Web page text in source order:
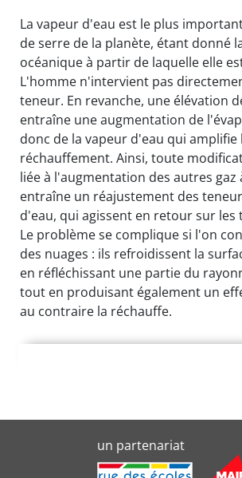
La vapeur d'eau est le plus
de serre de la planète, étant donné
océanique à partir de laquelle elle
L'homme n'intervient pas
teneur. En revanche, une élévation
entraîne une augmentation de
donc de la vapeur d'eau qui amplifie
réchauffement. Ainsi, toute
liée à l'augmentation des autres gaz
entraîne un réajustement des
d'eau, qui agissent en retour sur les
Le problème se complique si l'on
des nuages : ils refroidissent la
en réfléchissant une partie du
tout en produisant également un
au contraire la réchauffe.
un partenariat